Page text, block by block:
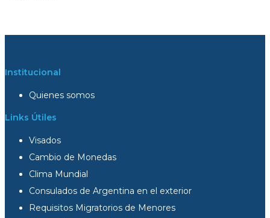
Institucional
Quienes somos
Links Útiles
Visados
Cambio de Monedas
Clima Mundial
Consulados de Argentina en el exterior
Requisitos Migratorios de Menores